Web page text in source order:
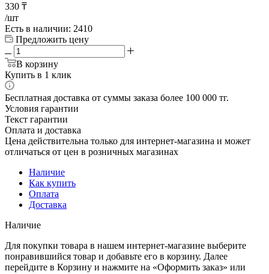
330 ₸
/шт
Есть в наличии: 2410
Предложить цену
В корзину
Купить в 1 клик
Бесплатная доставка от суммы заказа более 100 000 тг.
Условия гарантии
Текст гарантии
Оплата и доставка
Цена действительна только для интернет-магазина и может
отличаться от цен в розничных магазинах
Наличие
Как купить
Оплата
Доставка
Наличие
Для покупки товара в нашем интернет-магазине выберите
понравившийся товар и добавьте его в корзину. Далее
перейдите в Корзину и нажмите на «Оформить заказ» или